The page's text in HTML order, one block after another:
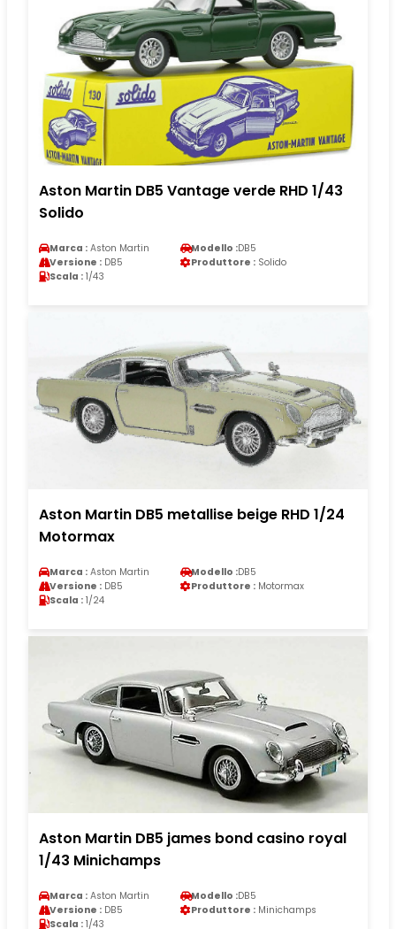
Aston Martin DB5 Vantage verde RHD 1/43
Solido
Marca : Aston Martin Modello :DB5
Versione : DB5 Produttore : Solido
Scala : 1/43
Aston Martin DB5 metallise beige RHD 1/24
Motormax
Marca : Aston Martin Modello :DB5
Versione : DB5 Produttore : Motormax
Scala : 1/24
Aston Martin DB5 james bond casino royal
1/43 Minichamps
Marca : Aston Martin Modello :DB5
Versione : DB5 Produttore : Minichamps
Scala : 1/43